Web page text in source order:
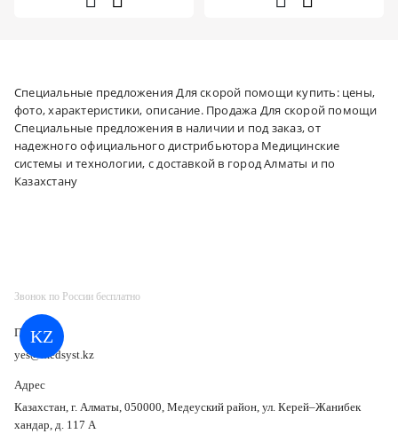
KZ
Специальные предложения Для скорой помощи купить: цены,
фото, характеристики, описание. Продажа Для скорой помощи
Специальные предложения в наличии и под заказ, от
надежного официального дистрибьютора Медицинские
системы и технологии, с доставкой в город Алматы и по
Казахстану
Звонок по России бесплатно
Почта
yes@medsyst.kz
Адрес
Казахстан, г. Алматы, 050000, Медеуский район, ул. Керей–Жанибек
хандар, д. 117 А